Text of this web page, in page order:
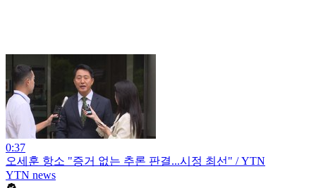
0:37
오세훈 항소 "증거 없는 추론 판결...시정 최선" / YTN
YTN news